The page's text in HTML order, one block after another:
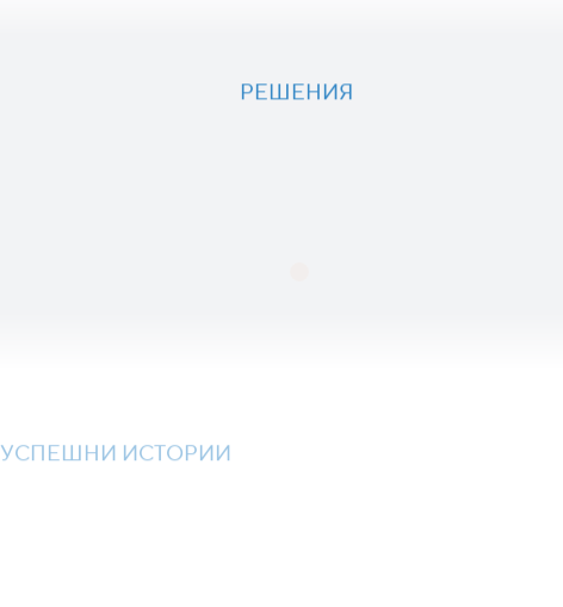
РЕШЕНИЯ
УСПЕШНИ ИСТОРИИ